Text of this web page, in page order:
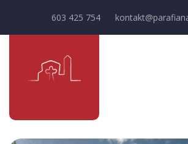
603 425 754